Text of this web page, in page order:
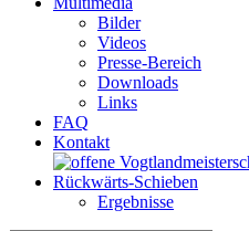
Bilder
Videos
Presse-Bereich
Downloads
Links
FAQ
Kontakt
Ergebnisse